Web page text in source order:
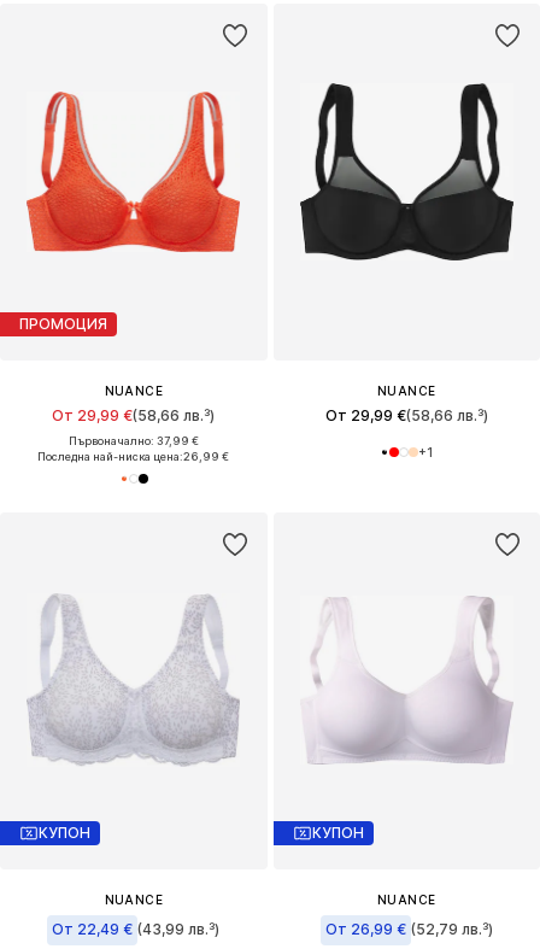
ПРОМОЦИЯ
NUANCE
От 29,99 €(58,66 лв.³)
Първоначално: 37,99 €
Последна най-ниска цена:26,99 €
NUANCE
От 29,99 €(58,66 лв.³)
+1
КУПОН
NUANCE
От 22,49 € (43,99 лв.³)
КУПОН
NUANCE
От 26,99 € (52,79 лв.³)